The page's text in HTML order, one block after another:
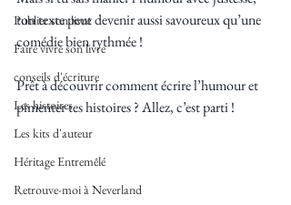
Publier son livre
Faire vivre son livre
conseils d'écriture
Les histoires
Les kits d'auteur
Héritage Entremêlé
Retrouve-moi à Neverland
ton texte peut devenir aussi savoureux qu’une
comédie bien rythmée !
Prêt à découvrir comment écrire l’humour et
pimenter tes histoires ? Allez, c’est parti !